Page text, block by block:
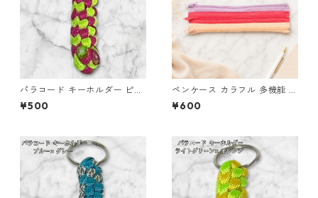
パラコード キーホルダー ピン
ク グリーン 編み込み s18
¥500
ペンケース カラフル 多機能 筆
箱 ファスナー6本 s9
¥600